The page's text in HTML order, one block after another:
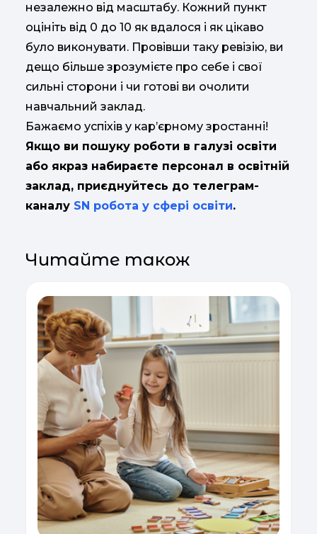
незалежно від масштабу. Кожний пункт
оцініть від 0 до 10 як вдалося і як цікаво
було виконувати. Провівши таку ревізію, ви
дещо більше зрозумієте про себе і свої
сильні сторони і чи готові ви очолити
навчальний заклад.
Бажаємо успіхів у кар’єрному зростанні!
Якщо ви пошуку роботи в галузі освіти
або якраз набираєте персонал в освітній
заклад, приєднуйтесь до телеграм-
каналу SN робота у сфері освіти.
Читайте також